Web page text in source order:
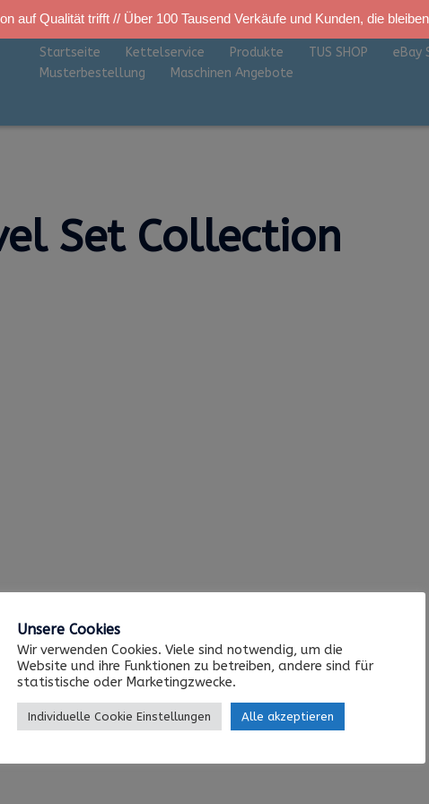
auf Qualität trifft // Über 100 Tausend Verkäufe und Kunden, die
Startseite Kettelservice Produkte TUS SHOP eBay
Musterbestellung
Maschinen Angebote
Set Collection
Unsere Cookies
Wir verwenden Cookies. Viele sind notwendig, um die
Website und ihre Funktionen zu betreiben, andere sind für
statistische oder Marketingzwecke.
Individuelle Cookie Einstellungen Alle akzeptieren